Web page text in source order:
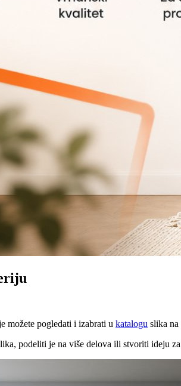
možete pogledati i izabrati u katalogu slika na
podeliti je na više delova ili stvoriti ideju